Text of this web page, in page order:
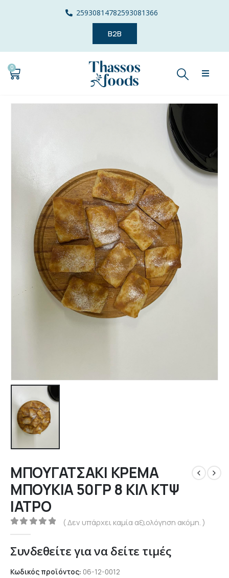
25930814782593081366
B2B
0
ΜΠΟΥΓΑΤΣΑΚΙ ΚΡΕΜΑ
ΜΠΟΥΚΙΑ 50ΓΡ 8 ΚΙΛ ΚΤΨ
ΙΑΤΡΟ
0out of 5
( Δεν υπάρχει καμία αξιολόγηση ακόμη. )
Συνδεθείτε για να δείτε τιμές
Κωδικός προϊόντος: 06-12-0012